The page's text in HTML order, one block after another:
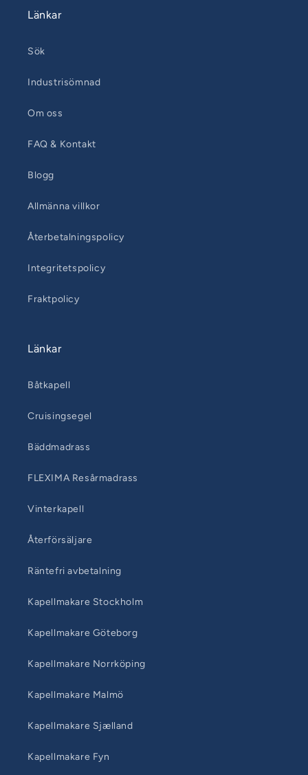
Länkar
Sök
Industrisömnad
Om oss
FAQ & Kontakt
Blogg
Allmänna villkor
Återbetalningspolicy
Integritetspolicy
Fraktpolicy
Länkar
Båtkapell
Cruisingsegel
Bäddmadrass
FLEXIMA Resårmadrass
Vinterkapell
Återförsäljare
Räntefri avbetalning
Kapellmakare Stockholm
Kapellmakare Göteborg
Kapellmakare Norrköping
Kapellmakare Malmö
Kapellmakare Sjælland
Kapellmakare Fyn